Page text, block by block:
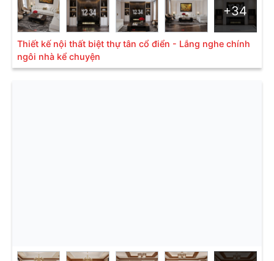
+34
Thiết kế nội thất biệt thự tân cổ điển - Lắng nghe chính
ngôi nhà kể chuyện